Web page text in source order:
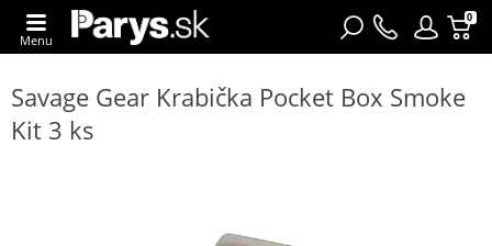
0
Menu
Savage Gear Krabička Pocket Box Smoke
Kit 3 ks